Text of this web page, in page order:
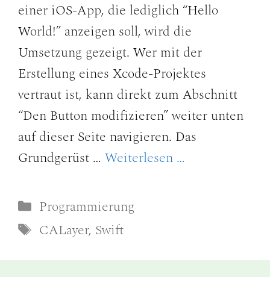
einer iOS-App, die lediglich “Hello
World!” anzeigen soll, wird die
Umsetzung gezeigt. Wer mit der
Erstellung eines Xcode-Projektes
vertraut ist, kann direkt zum Abschnitt
“Den Button modifizieren” weiter unten
auf dieser Seite navigieren. Das
Grundgerüst … Weiterlesen …
Kategorien
Programmierung
Schlagwörter
CALayer, Swift